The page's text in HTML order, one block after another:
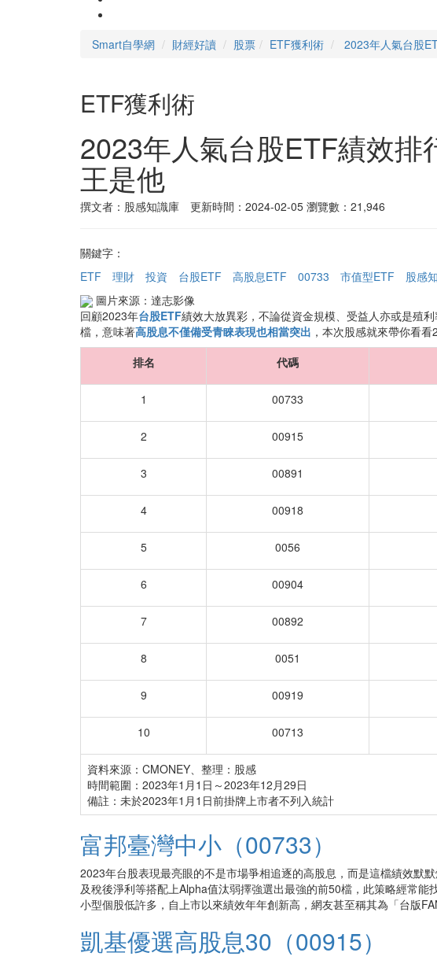
Smart自學網 財經好讀 股票 ETF獲利術 2023年人氣台股
ETF獲利術
2023年人氣台股ETF績效
王是他
撰文者：股感知識庫 更新時間：2024-02-05 瀏覽數：21,946
關鍵字：
ETF
理財 投資 台股ETF 高股息ETF 00733 市值型ETF
股感
圖片來源：達志影像
回顧2023年台股ETF績效大放異彩，不論從資金規模、受益人亦或是殖
檔，意味著高股息不僅備受青睞表現也相當突出 ，本次股感就來帶你看
排名
代碼
1 00733
2 00915
3 00891
4 00918
5 0056
6 00904
7 00892
8 0051
9 00919
10 00713
資料來源：CMONEY、整理：股感
時間範圍：2023年1月1日～2023年12月29日
備註：未於2023年1月1日前掛牌上市者不列入統計
富邦臺灣中小（00733）
2023年台股表現最亮眼的不是市場爭相追逐的高股息，而是這檔績效默
及稅後淨利等搭配上Alpha值汰弱擇強選出最強的前50檔，此策略經常
小型個股低許多，自上市以來績效年年創新高，網友甚至稱其為「台版
凱基優選高股息30（00915）